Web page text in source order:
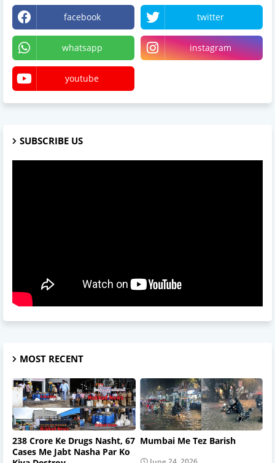
facebook twitter
whatsapp instagram
youtube
SUBSCRIBE US
MOST RECENT
238 Crore Ke Drugs Nasht, 67
Cases Me Jabt Nasha Par Ko
Mumbai Me Tez Barish